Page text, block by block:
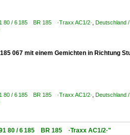
80 / 6 185 BR 185 ·Traxx AC1/2· Deutschland
067 mit einem Gemichten in Richtung
80 / 6 185 BR 185 ·Traxx AC1/2· Deutschland
80 / 6 185 BR 185 ·Traxx AC1/2·"